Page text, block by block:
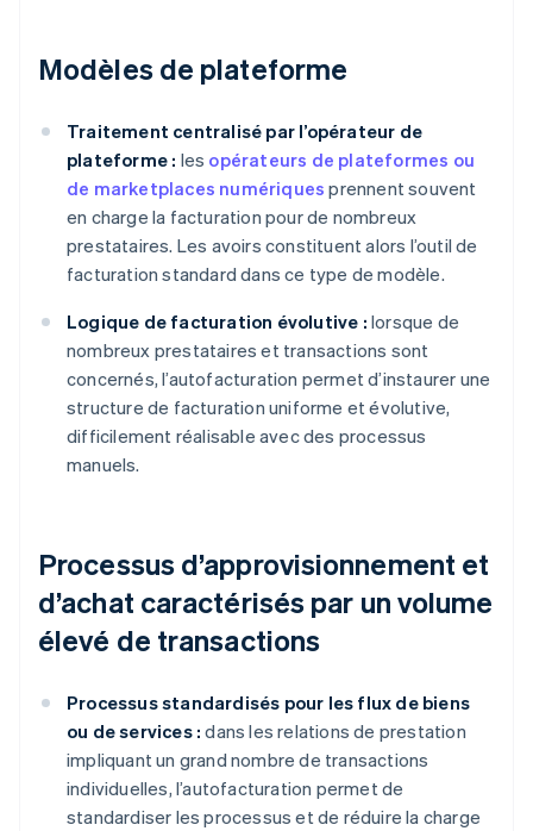
Modèles de plateforme
Traitement centralisé par l’opérateur de
plateforme : les opérateurs de plateformes ou
de marketplaces numériques prennent souvent
en charge la facturation pour de nombreux
prestataires. Les avoirs constituent alors l’outil de
facturation standard dans ce type de modèle.
Logique de facturation évolutive : lorsque de
nombreux prestataires et transactions sont
concernés, l’autofacturation permet d’instaurer une
structure de facturation uniforme et évolutive,
difficilement réalisable avec des processus
manuels.
Processus d’approvisionnement et
d’achat caractérisés par un volume
élevé de transactions
Processus standardisés pour les flux de biens
ou de services : dans les relations de prestation
impliquant un grand nombre de transactions
individuelles, l’autofacturation permet de
standardiser les processus et de réduire la charge